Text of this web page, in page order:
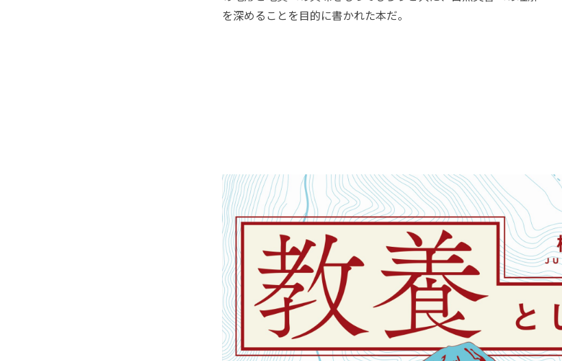
を深めることを目的に書かれた本だ。